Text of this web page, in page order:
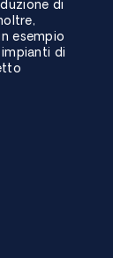
di
esempio
di